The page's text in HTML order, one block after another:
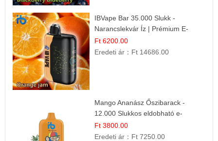
IBVape Bar 35.000 Slukk -
Narancslekvár Íz | Prémium E-
cigaretta
Ft 6200.00
Eredeti ár： Ft 14686.00
Mango Ananász Őszibarack -
12.000 Slukkos eldobható e-
Cigaretta
Ft 3800.00
Eredeti ár： Ft 7250.00